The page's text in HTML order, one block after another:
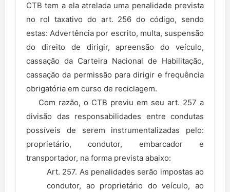
CTB tem a ela atrelada uma penalidade prevista
no rol taxativo do art. 256 do código, sendo
estas: Advertência por escrito, multa, suspensão
do direito de dirigir, apreensão do veículo,
cassação da Carteira Nacional de Habilitação,
cassação da permissão para dirigir e frequência
obrigatória em curso de reciclagem.
Com razão, o CTB previu em seu art. 257 a
divisão das responsabilidades entre condutas
possíveis de serem instrumentalizadas pelo:
proprietário, condutor, embarcador e
transportador, na forma prevista abaixo:
Art. 257. As penalidades serão impostas ao
condutor, ao proprietário do veículo, ao